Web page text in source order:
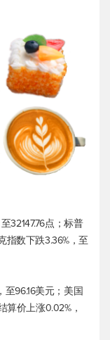
32147.76点；标普
指数下跌3.36%，至
至96.16美元；美国
算价上涨0.02%，